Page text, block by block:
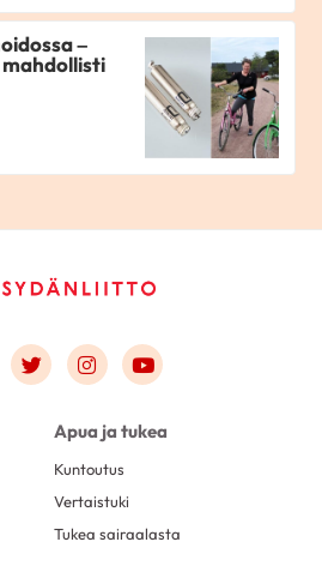
–
to facebook
Link to twitter
Link to instagram
Link to youtube
Apua ja tukea
Kuntoutus
Vertaistuki
Tukea sairaalasta